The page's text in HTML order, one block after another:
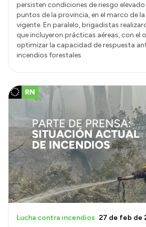
persisten condiciones de riesgo
puntos de la provincia, en el marco de
vigente. En paralelo, brigadistas
que incluyeron prácticas aéreas, con el
optimizar la capacidad de respuesta
incendios forestales.
Lucha contra incendios 27 de feb de